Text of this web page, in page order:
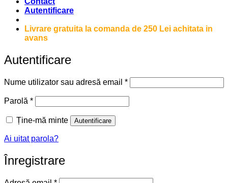
Autentificare
Livrare gratuita la comanda de 250 Lei achitata in
avans
Autentificare
Nume utilizator sau adresă email *Obligatoriu
Parolă *Obligatoriu
Ține-mă minte Autentificare
Ai uitat parola?
Înregistrare